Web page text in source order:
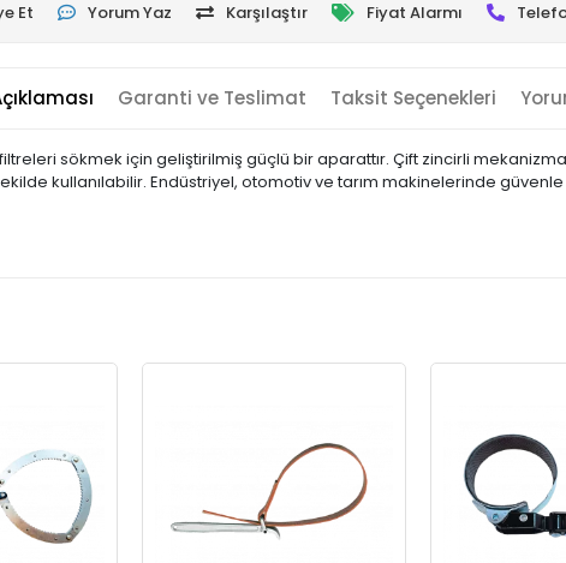
Et Yorum Yaz Karşılaştır Fiyat Alarmı
Garanti ve Teslimat Taksit Seçenekleri
filtreleri sökmek için geliştirilmiş güçlü bir aparattır. Çift zincirli
kullanılabilir. Endüstriyel, otomotiv ve tarım makinelerinde güvenle